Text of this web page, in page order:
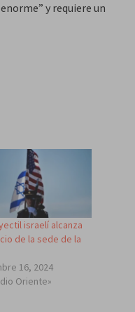
y requiere un
israelí alcanza
de la sede de la
16, 2024
Oriente»